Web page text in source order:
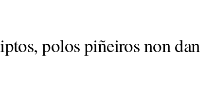
polos piñeiros non dan